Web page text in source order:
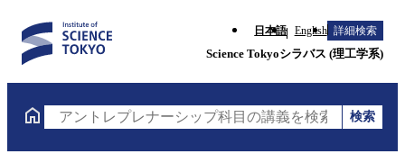
日本語 English 詳細検索
Science Tokyoシラバス (理工学系)
アントレプレナーシップ科目の講義を検索（講義名
検索